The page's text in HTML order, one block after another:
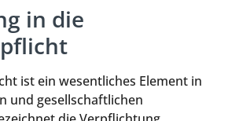
in die
ist ein wesentliches Element in
und gesellschaftlichen